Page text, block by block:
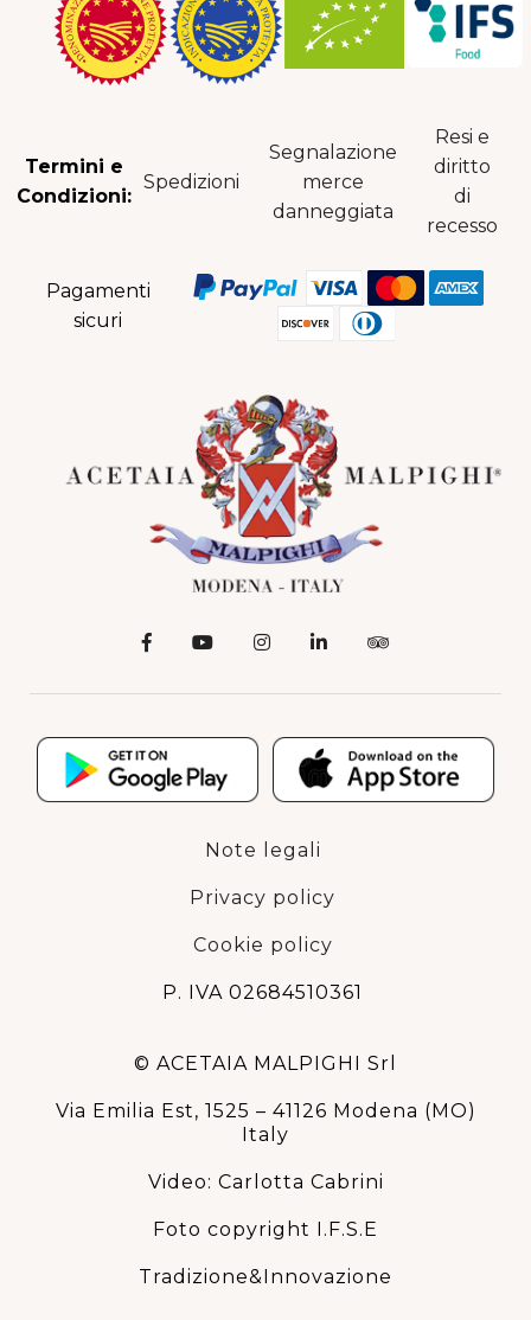
Termini e
Condizioni:
Spedizioni
Segnalazione
merce
danneggiata
Resi e
diritto
di
recesso
Pagamenti
sicuri
Note legali
Privacy policy
Cookie policy
P. IVA 02684510361
© ACETAIA MALPIGHI Srl
Via Emilia Est, 1525 – 41126 Modena (MO)
Italy
Video: Carlotta Cabrini
Foto copyright I.F.S.E
Tradizione&Innovazione